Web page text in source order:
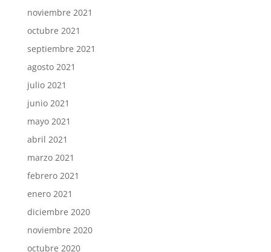
noviembre 2021
octubre 2021
septiembre 2021
agosto 2021
julio 2021
junio 2021
mayo 2021
abril 2021
marzo 2021
febrero 2021
enero 2021
diciembre 2020
noviembre 2020
octubre 2020